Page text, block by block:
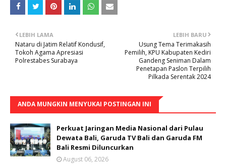
LEBIH BARU
Usung Tema Terimakasih
Pemilih, KPU Kabupaten Kediri
Gandeng Seniman Dalam
Penetapan Paslon Terpilih
Pilkada Serentak 2024
LEBIH LAMA
Nataru di Jatim Relatif Kondusif,
Tokoh Agama Apresiasi
Polrestabes Surabaya
ANDA MUNGKIN MENYUKAI POSTINGAN INI
Perkuat Jaringan Media Nasional dari Pulau
Dewata Bali, Garuda TV Bali dan Garuda FM
Bali Resmi Diluncurkan
August 06, 2026